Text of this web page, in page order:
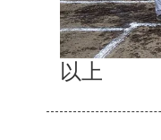
以上